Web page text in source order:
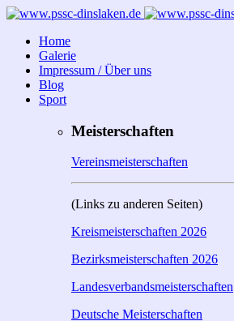
Home
Galerie
Impressum / Über uns
Blog
Sport
Meisterschaften
Vereinsmeisterschaften
(Links zu anderen Seiten)
Kreismeisterschaften 2026
Bezirksmeisterschaften 2026
Landesverbandsmeisterschaften
Deutsche Meisterschaften